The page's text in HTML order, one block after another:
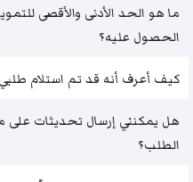
ما هو الحد الأدنى والأقصى
الحصول عليه؟
كيف أعرف أنه قد تم استلام
هل يمكنني إرسال تحديثات
الطلب؟